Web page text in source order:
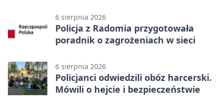
6 sierpnia 2026
Policja z Radomia przygotowała
poradnik o zagrożeniach w sieci
6 sierpnia 2026
Policjanci odwiedzili obóz harcerski.
Mówili o hejcie i bezpieczeństwie